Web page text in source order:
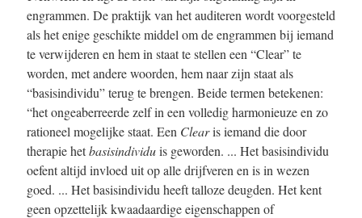
engrammen. De praktijk van het auditeren wordt voorgesteld
als het enige geschikte middel om de engrammen bij iemand
te verwijderen en hem in staat te stellen een “Clear” te
worden, met andere woorden, hem naar zijn staat als
“basisindividu” terug te brengen. Beide termen betekenen:
“het ongeaberreerde zelf in een volledig harmonieuze en zo
rationeel mogelijke staat. Een Clearis iemand die door
therapie hetbasisindividuis geworden. ... Het basisindividu
oefent altijd invloed uit op alle drijfveren en is in wezen
goed. ... Het basisindividu heeft talloze deugden. Het kent
geen opzettelijk kwaadaardige eigenschappen of